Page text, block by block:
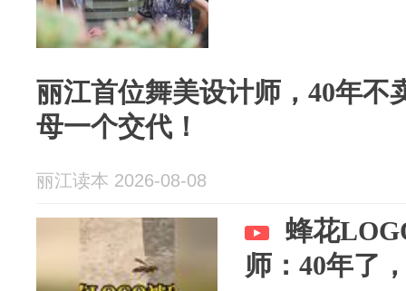
丽江首位舞美设计师，40年不
母一个交代！
丽江读本 2026-08-08
蜂花
师：40年了